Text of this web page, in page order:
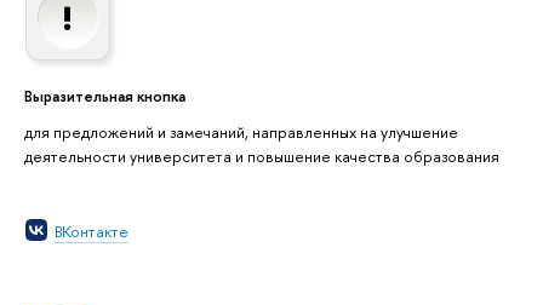
Выразительная кнопка
для предложений и замечаний, направленных на улучшение
деятельности университета и повышение качества образования
ВКонтакте